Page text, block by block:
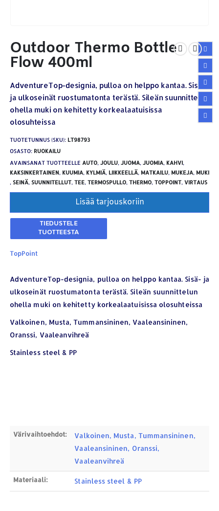
Outdoor Thermo Bottle
Flow 400ml
AdventureTop-designia, pulloa on helppo kantaa. Sisä-
ja ulkoseinät ruostumatonta terästä. Sileän suunnittelun
ohella muki on kehitetty korkealaatuisissa
olosuhteissa
TUOTETUNNUS (SKU): LT98793
OSASTO: RUOKAILU
AVAINSANAT TUOTTEELLE AUTO, JOULU, JUOMA, JUOMIA, KAHVI,
KAKSINKERTAINEN, KUUMIA, KYLMIÄ, LIIKKEELLÄ, MATKAILU, MUKEJA, MUKI
, SEINÄ, SUUNNITELLUT, TEE, TERMOSPULLO, THERMO, TOPPOINT, VIRTAUS
Lisää tarjouskoriin
TopPoint
AdventureTop-designia, pulloa on helppo kantaa. Sisä- ja
ulkoseinät ruostumatonta terästä. Sileän suunnittelun
ohella muki on kehitetty korkealaatuisissa olosuhteissa
Valkoinen, Musta, Tummansininen, Vaaleansininen,
Oranssi, Vaaleanvihreä
Stainless steel & PP
Värivaihtoehdot:
Valkoinen, Musta, Tummansininen,
Vaaleansininen, Oranssi,
Vaaleanvihreä
Materiaali: Stainless steel & PP
ETSI TUOTTEITA